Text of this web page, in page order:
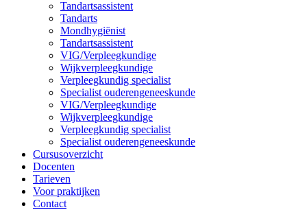
Tandartsassistent
Tandarts
Mondhygiënist
Tandartsassistent
VIG/Verpleegkundige
Wijkverpleegkundige
Verpleegkundig specialist
Specialist ouderengeneeskunde
VIG/Verpleegkundige
Wijkverpleegkundige
Verpleegkundig specialist
Specialist ouderengeneeskunde
Cursusoverzicht
Docenten
Tarieven
Voor praktijken
Contact